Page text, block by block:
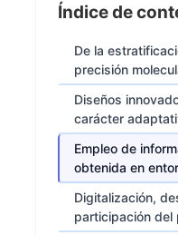
Índice de
De la
precisión
Diseños
carácter
Empleo de
obtenida en
Digitalización,
participación del